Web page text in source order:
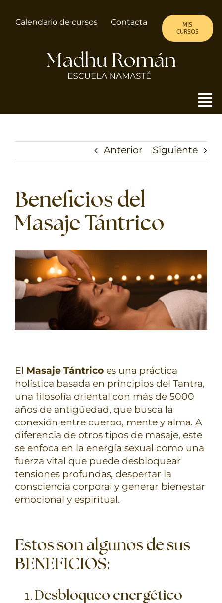
Calendario de cursos Contacta
MIS
CURSOS
ALMA DE MUJER
CURSOS
TERAPIAS
RETIROS
GRATIS
Anterior Siguiente
Beneficios del
Masaje Tántrico
El Masaje Tántricoes una práctica
holística basada en principios del Tantra,
una filosofía oriental con más de 5000
años de antigüedad, que busca la
conexión entre cuerpo, mente y alma. A
diferencia de otros tipos de masaje, este
se enfoca en la energía sexual como una
fuerza vital que puede desbloquear
tensiones profundas, despertar la
consciencia corporal y generar bienestar
emocional y espiritual.
Estos son algunos de sus
BENEFICIOS:
Desbloqueo energético